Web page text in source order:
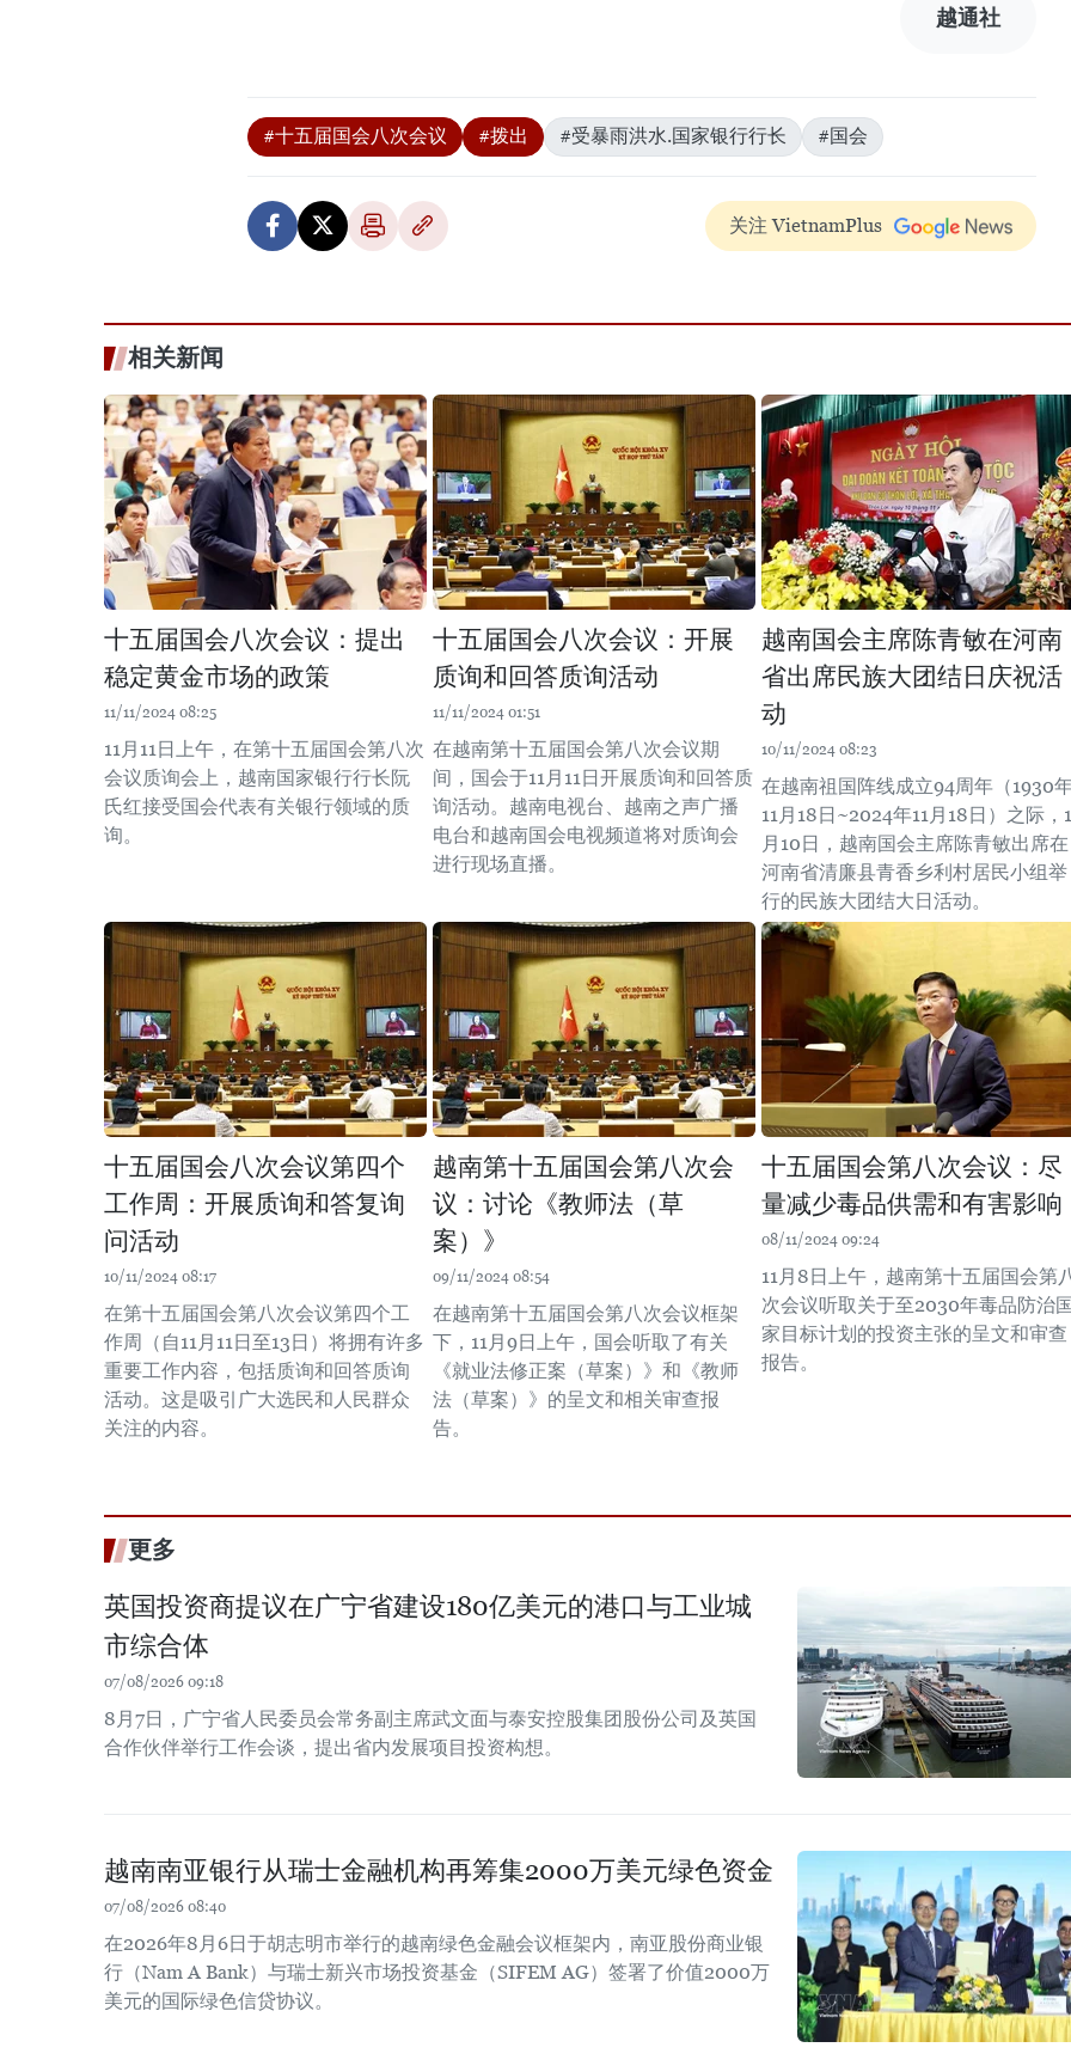
越通社
#十五届国会八次会议 #拨出 #受暴雨洪水.国家银行行长 #国会
关注 VietnamPlus
相关新闻
十五届国会八次会议：提出
稳定黄金市场的政策
11/11/2024 08:25
11月11日上午，在第十五届国会第八次
会议质询会上，越南国家银行行长阮
氏红接受国会代表有关银行领域的质
询。
十五届国会八次会议：开展
质询和回答质询活动
11/11/2024 01:51
在越南第十五届国会第八次会议期
间，国会于11月11日开展质询和回答质
询活动。越南电视台、越南之声广播
电台和越南国会电视频道将对质询会
进行现场直播。
越南国会主席陈青敏在河南
省出席民族大团结日庆祝活
动
10/11/2024 08:23
在越南祖国阵线成立94周年（1930
11月18日~2024年11月18日）之际，
月10日，越南国会主席陈青敏出席在
河南省清廉县青香乡利村居民小组举
行的民族大团结大日活动。
十五届国会八次会议第四个
工作周：开展质询和答复询
问活动
10/11/2024 08:17
在第十五届国会第八次会议第四个工
作周（自11月11日至13日）将拥有许多
重要工作内容，包括质询和回答质询
活动。这是吸引广大选民和人民群众
关注的内容。
越南第十五届国会第八次会
议：讨论《教师法（草
案）》
09/11/2024 08:54
在越南第十五届国会第八次会议框架
下，11月9日上午，国会听取了有关
《就业法修正案（草案）》和《教师
法（草案）》的呈文和相关审查报
告。
十五届国会第八次会议：尽
量减少毒品供需和有害影响
08/11/2024 09:24
11月8日上午，越南第十五届国会第
次会议听取关于至2030年毒品防治
家目标计划的投资主张的呈文和审查
报告。
更多
英国投资商提议在广宁省建设180亿美元的港口与工业城
市综合体
07/08/2026 09:18
8月7日，广宁省人民委员会常务副主席武文面与泰安控股集团股份公司及英国
合作伙伴举行工作会谈，提出省内发展项目投资构想。
越南南亚银行从瑞士金融机构再筹集2000万美元绿色资金
07/08/2026 08:40
在2026年8月6日于胡志明市举行的越南绿色金融会议框架内，南亚股份商业银
行（Nam A Bank）与瑞士新兴市场投资基金（SIFEM AG）签署了价值2000万
美元的国际绿色信贷协议。